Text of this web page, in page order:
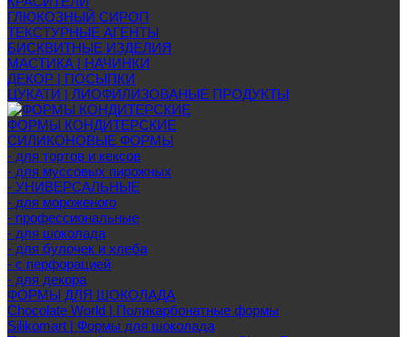
ГЛЮКОЗНЫЙ СИРОП
ТЕКСТУРНЫЕ АГЕНТЫ
БИСКВИТНЫЕ ИЗДЕЛИЯ
МАСТИКА | НАЧИНКИ
ДЕКОР | ПОСЫПКИ
ЦУКАТИ | ЛИОФИЛИЗОВАНЫЕ ПРОДУКТЫ
ФОРМЫ КОНДИТЕРСКИЕ
СИЛИКОНОВЫЕ ФОРМЫ
- для тортов и кексов
- для муссовых пирожных
- УНИВЕРСАЛЬНЫЕ
- для мороженого
- профессиональные
- для шоколада
- для булочек и хлеба
- с перфорацией
- для декора
ФОРМЫ ДЛЯ ШОКОЛАДА
Chocolate World | Поликарбонатные формы
Silikomart | Формы для шоколада